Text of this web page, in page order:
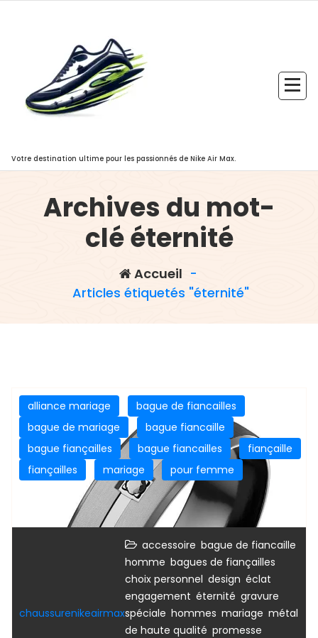
Votre destination ultime pour les passionnés de Nike Air Max.
Archives du mot-
clé éternité
Accueil -
Articles étiquetés "éternité"
alliance mariage
bague de fiancailles
bague de mariage
bague fiancaille
bague fiançailles
bague fiancailles
fiançaille
fiançailles
mariage pour femme
chaussurenikeairmax
accessoire bague de fiancaille
homme bagues de fiançailles
choix personnel design éclat
engagement éternité gravure
spéciale hommes mariage métal
de haute qualité promesse